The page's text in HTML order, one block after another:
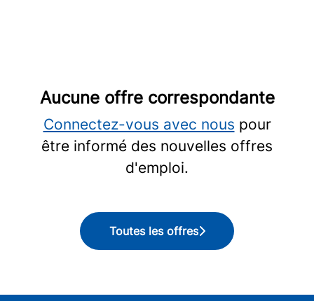
Aucune offre correspondante
Connectez-vous avec nous pour
être informé des nouvelles offres
d'emploi.
Toutes les offres